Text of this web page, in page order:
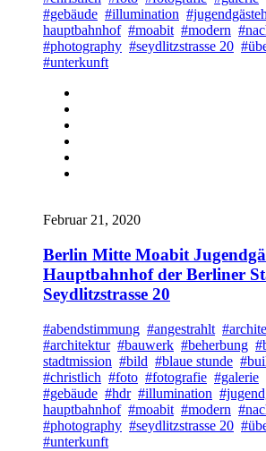
#gebäude #illumination
hauptbahnhof #moabit #modern
#photography #seydlitzstrasse 20
#unterkunft
Februar 21, 2020
Berlin Mitte Moabit
Hauptbahnhof der Berliner
Seydlitzstrasse 20
#abendstimmung #angestrahlt
#architektur #bauwerk #beherbung
stadtmission #bild #blaue stunde
#christlich #foto #fotografie #galerie
#gebäude #hdr #illumination
hauptbahnhof #moabit #modern
#photography #seydlitzstrasse 20
#unterkunft